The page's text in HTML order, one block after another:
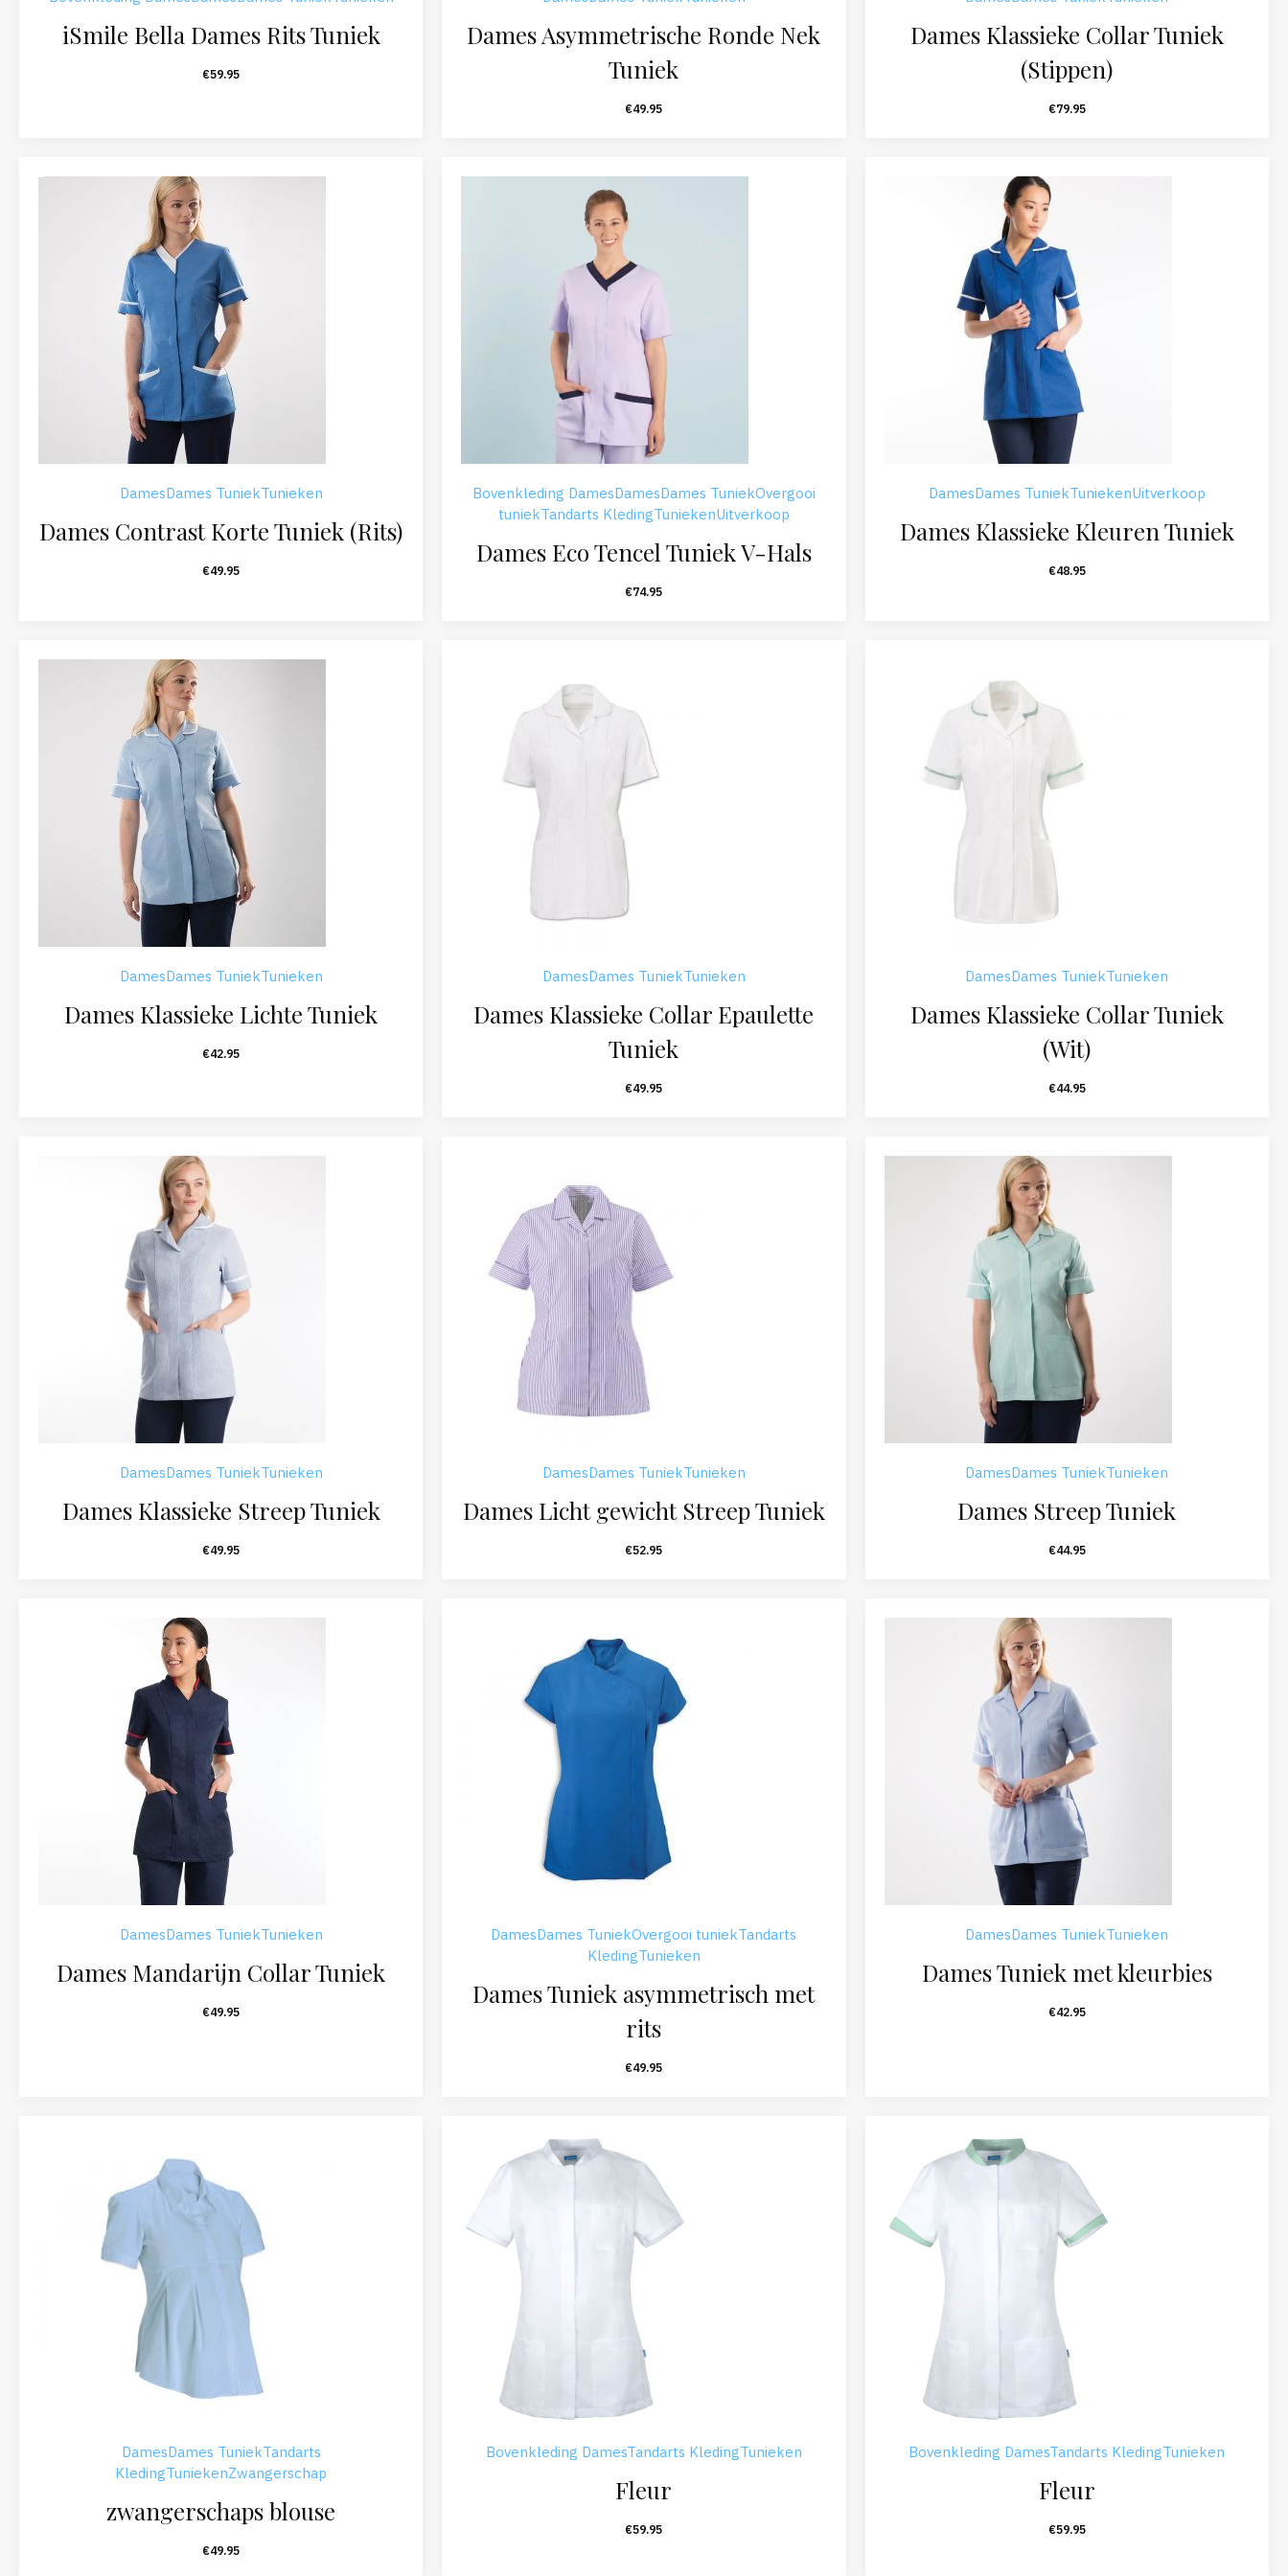
iSmile Bella Dames Rits Tuniek
€59.95
Dames Asymmetrische Ronde Nek
Tuniek
€49.95
Dames Klassieke Collar Tuniek
(Stippen)
€79.95
DamesDames TuniekTunieken
Dames Contrast Korte Tuniek (Rits)
€49.95
Bovenkleding DamesDamesDames TuniekOvergooi
tuniekTandarts KledingTuniekenUitverkoop
Dames Eco Tencel Tuniek V-Hals
€74.95
DamesDames TuniekTuniekenUitverkoop
Dames Klassieke Kleuren Tuniek
€48.95
DamesDames TuniekTunieken
Dames Klassieke Lichte Tuniek
€42.95
DamesDames TuniekTunieken
Dames Klassieke Collar Epaulette
Tuniek
€49.95
DamesDames TuniekTunieken
Dames Klassieke Collar Tuniek
(Wit)
€44.95
DamesDames TuniekTunieken
Dames Klassieke Streep Tuniek
€49.95
DamesDames TuniekTunieken
Dames Licht gewicht Streep Tuniek
€52.95
DamesDames TuniekTunieken
Dames Streep Tuniek
€44.95
DamesDames TuniekTunieken
Dames Mandarijn Collar Tuniek
€49.95
DamesDames TuniekOvergooi tuniekTandarts
KledingTunieken
Dames Tuniek asymmetrisch met
rits
€49.95
DamesDames TuniekTunieken
Dames Tuniek met kleurbies
€42.95
DamesDames TuniekTandarts
KledingTuniekenZwangerschap
zwangerschaps blouse
€49.95
Bovenkleding DamesTandarts KledingTunieken
Fleur
€59.95
Bovenkleding DamesTandarts KledingTunieken
Fleur
€59.95